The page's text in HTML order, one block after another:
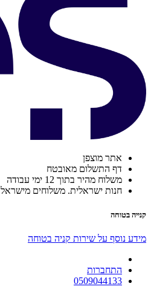
אתר מוצפן
דף התשלום מאובטח
משלוח מהיר בתוך 12 ימי עבודה
חנות ישראלית. משלוחים מישראל
קנייה בטוחה
מידע נוסף על שירות קניה בטוחה
התחברות
0509044133